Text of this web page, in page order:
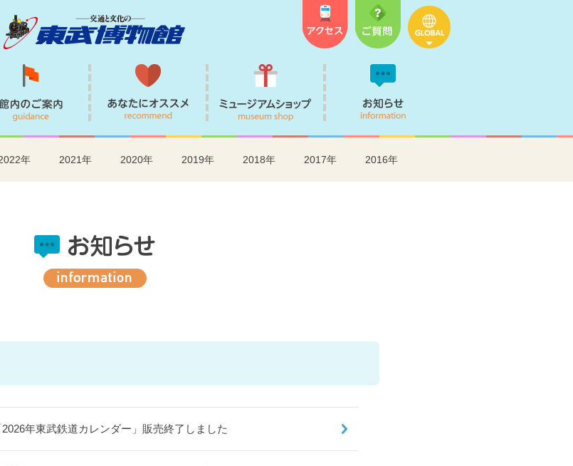
年 2021年 2020年 2019年 2018年 2017年 2016年
2026年東武鉄道カレンダー」販売終了しました